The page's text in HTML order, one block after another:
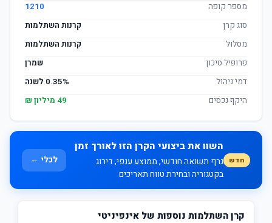
מספר קופה
1210
סוג קרן
קרנות השתלמות
מסלול
קרנות השתלמות
פרופיל סיכון
שמרן
דמי ניהול
0.35% לשנה
היקף נכסים
49 מיליון ₪
חדש
השוו את ביצועי הקרן הזו לאורך זמן
גרף תשואה חודשי, ממוצע ענפי, דירוג
בקטגוריה ובחירת טווח תאריכים
לכלי ←
קרן השתלמות נוספות של אינפיניטי